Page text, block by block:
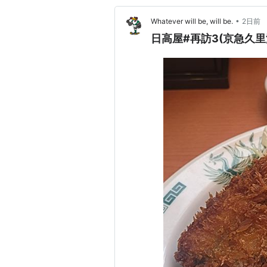
Whatever will be, will be. • 2日前
日高屋#再訪3(京急久